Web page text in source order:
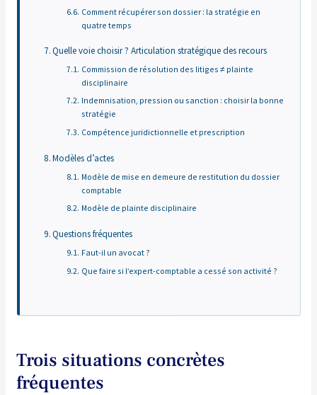
Comment récupérer son dossier : la stratégie en
quatre temps
Quelle voie choisir ? Articulation stratégique des recours
Commission de résolution des litiges ≠ plainte
disciplinaire
Indemnisation, pression ou sanction : choisir la bonne
stratégie
Compétence juridictionnelle et prescription
Modèles d’actes
Modèle de mise en demeure de restitution du dossier
comptable
Modèle de plainte disciplinaire
Questions fréquentes
Faut-il un avocat ?
Que faire si l’expert-comptable a cessé son activité ?
Trois situations concrètes
fréquentes